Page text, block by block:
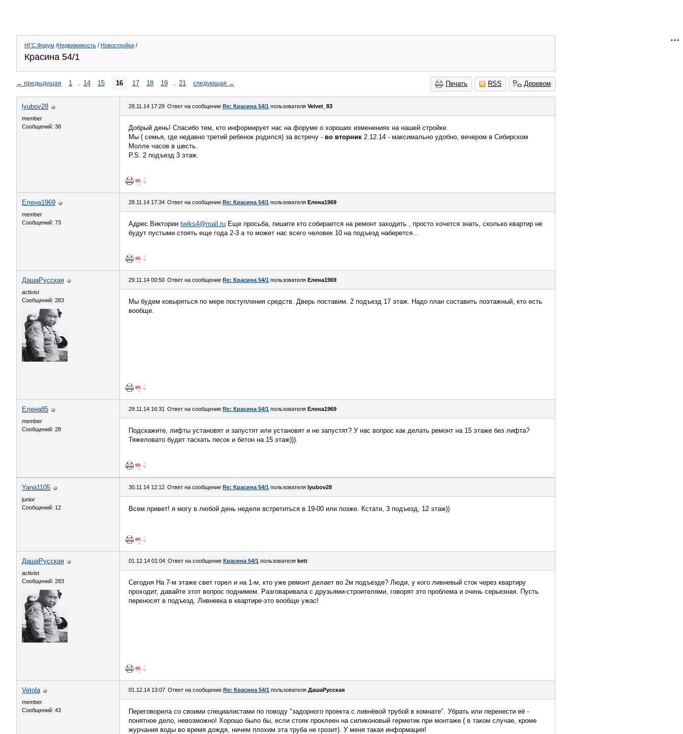
НГС.Форум /Недвижимость / Новостройки /
Красина 54/1
Печать RSS Деревом
← предыдущая 1 .. 14 15 16 17 18 19 .. 21 следующая →
lyubov28
member
Сообщений: 38
28.11.14 17:29 Ответ на сообщение Re: Красина 54/1 пользователя Velvet_83
Добрый день! Спасибо тем, кто информирует нас на форуме о хороших изменениях на нашей стройке.
Мы ( семья, где недавно третий ребенок родился) за встречу - во вторник 2.12.14 - максимально удобно, вечером в Сибирском
Молле часов в шесть.
P.S. 2 подъезд 3 этаж.
Елена1969
member
Сообщений: 73
28.11.14 17:34 Ответ на сообщение Re: Красина 54/1 пользователя Елена1969
Адрес Виктории twiks4@mail.ru Еще просьба, пишите кто собирается на ремонт заходить , просто хочется знать, сколько квартир не
будут пустыми стоять еще года 2-3 а то может нас всего человек 10 на подъезд наберется...
ДашаРусская
activist
Сообщений: 283
29.11.14 00:50 Ответ на сообщение Re: Красина 54/1 пользователя Елена1969
Мы будем ковыряться по мере поступления средств. Дверь поставим. 2 подъезд 17 этаж. Надо план составить поэтажный, кто есть
вообще.
Елена85
member
Сообщений: 28
29.11.14 16:31 Ответ на сообщение Re: Красина 54/1 пользователя Елена1969
Подскажите, лифты установят и запустят или установят и не запустят? У нас вопрос как делать ремонт на 15 этаже без лифта?
Тяжеловато будет таскать песок и бетон на 15 этаж))).
Yana1105
junior
Сообщений: 12
30.11.14 12:12 Ответ на сообщение Re: Красина 54/1 пользователя lyubov28
Всем привет! я могу в любой день недели встретиться в 19-00 или позже. Кстати, 3 подъезд, 12 этаж))
ДашаРусская
activist
Сообщений: 283
01.12.14 01:04 Ответ на сообщение Красина 54/1 пользователя kett
Сегодня На 7-м этаже свет горел и на 1-м, кто уже ремонт делает во 2м подъезде? Люди, у кого ливневый сток через квартиру
проходит, давайте этот вопрос поднимем. Разговаривала с друзьями-строителями, говорят это проблема и очень серьезная. Пусть
переносят в подъезд. Ливневка в квартире-это вообще ужас!
Vetola
member
Сообщений: 43
01.12.14 13:07 Ответ на сообщение Re: Красина 54/1 пользователя ДашаРусская
Переговорила со своими специалистами по поводу "задорного проекта с ливнёвой трубой в комнате". Убрать или перенести её -
понятное дело, невозможно! Хорошо было бы, если стояк проклеен на силиконовый герметик при монтаже ( в таком случае, кроме
журчания воды во время дождя, ничем плохим эта труба не грозит). У меня такая информация!